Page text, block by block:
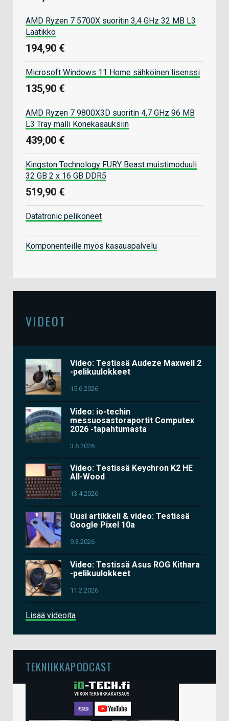
AMD Ryzen 7 5700X suoritin 3,4 GHz 32 MB L3
Laatikko
194,90 €
Microsoft Windows 11 Home sähköinen lisenssi
135,90 €
AMD Ryzen 7 9800X3D suoritin 4,7 GHz 96 MB
L3 Tray malli Konekasauksiin
439,00 €
Kingston Technology FURY Beast muistimoduuli
32 GB 2 x 16 GB DDR5
519,90 €
Datatronic pelikoneet
Komponenteille myös kasauspalvelu
VIDEOT
Video: Testissä Audeze Maxwell 2
-pelikuulokkeet
15.6.2026
Video: io-techin
messuosastoraportit Computex
2026 -tapahtumasta
3.6.2026
Video: Testissä Keychron K2 HE
All-Wood
13.4.2026
Uusi artikkeli & video: Testissä
Google Pixel 10a
9.3.2026
Video: Testissä Asus ROG Kithara
-pelikuulokkeet
11.2.2026
Lisää videoita
TEKNIIKKAPODCAST